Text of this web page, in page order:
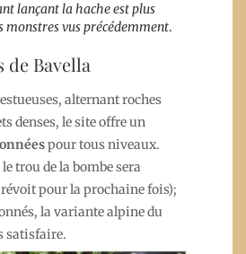
lançant la hache est plus
monstres vus précédemment.
de Bavella
alternant roches
denses, le site offre un
pour tous niveaux.
trou de la bombe sera
pour la prochaine fois);
la variante alpine du
satisfaire.